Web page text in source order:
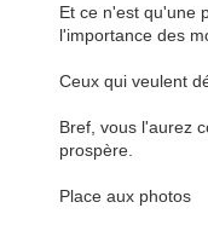
Et ce n'est qu'une
l'importance des
Ceux qui veulent
Bref, vous l'aurez
prospère.
Place aux photos